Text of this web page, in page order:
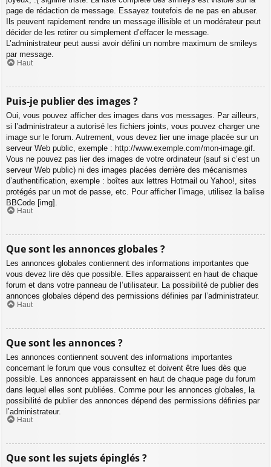
page de rédaction de message. Essayez toutefois de ne pas en abuser.
Ils peuvent rapidement rendre un message illisible et un modérateur peut
décider de les retirer ou simplement d’effacer le message.
L’administrateur peut aussi avoir défini un nombre maximum de smileys
par message.
Haut
Puis-je publier des images ?
Oui, vous pouvez afficher des images dans vos messages. Par ailleurs,
si l’administrateur a autorisé les fichiers joints, vous pouvez charger une
image sur le forum. Autrement, vous devez lier une image placée sur un
serveur Web public, exemple : http://www.exemple.com/mon-image.gif.
Vous ne pouvez pas lier des images de votre ordinateur (sauf si c’est un
serveur Web public) ni des images placées derrière des mécanismes
d’authentification, exemple : boîtes aux lettres Hotmail ou Yahoo!, sites
protégés par un mot de passe, etc. Pour afficher l’image, utilisez la balise
BBCode [img].
Haut
Que sont les annonces globales ?
Les annonces globales contiennent des informations importantes que
vous devez lire dès que possible. Elles apparaissent en haut de chaque
forum et dans votre panneau de l’utilisateur. La possibilité de publier des
annonces globales dépend des permissions définies par l’administrateur.
Haut
Que sont les annonces ?
Les annonces contiennent souvent des informations importantes
concernant le forum que vous consultez et doivent être lues dès que
possible. Les annonces apparaissent en haut de chaque page du forum
dans lequel elles sont publiées. Comme pour les annonces globales, la
possibilité de publier des annonces dépend des permissions définies par
l’administrateur.
Haut
Que sont les sujets épinglés ?